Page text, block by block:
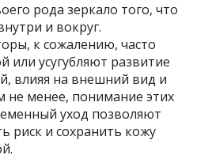
рода зеркало того, что
и вокруг.
к сожалению, часто
или усугубляют развитие
влияя на внешний вид и
не менее, понимание этих
уход позволяют
риск и сохранить кожу